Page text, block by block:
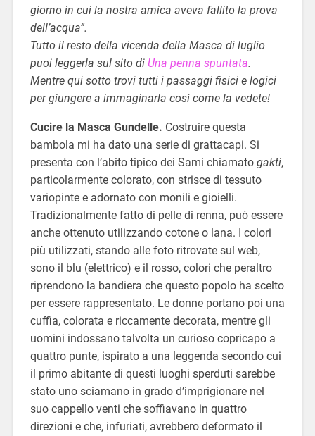
giorno in cui la nostra amica aveva fallito la prova
dell’acqua”.
Tutto il resto della vicenda della Masca di luglio
puoi leggerla sul sito di Una penna spuntata.
Mentre qui sotto trovi tutti i passaggi fisici e logici
per giungere a immaginarla così come la vedete!
Cucire la Masca Gundelle. Costruire questa
bambola mi ha dato una serie di grattacapi. Si
presenta con l’abito tipico dei Sami chiamato gakti,
particolarmente colorato, con strisce di tessuto
variopinte e adornato con monili e gioielli.
Tradizionalmente fatto di pelle di renna, può essere
anche ottenuto utilizzando cotone o lana. I colori
più utilizzati, stando alle foto ritrovate sul web,
sono il blu (elettrico) e il rosso, colori che peraltro
riprendono la bandiera che questo popolo ha scelto
per essere rappresentato. Le donne portano poi una
cuffia, colorata e riccamente decorata, mentre gli
uomini indossano talvolta un curioso copricapo a
quattro punte, ispirato a una leggenda secondo cui
il primo abitante di questi luoghi sperduti sarebbe
stato uno sciamano in grado d’imprigionare nel
suo cappello venti che soffiavano in quattro
direzioni e che, infuriati, avrebbero deformato il